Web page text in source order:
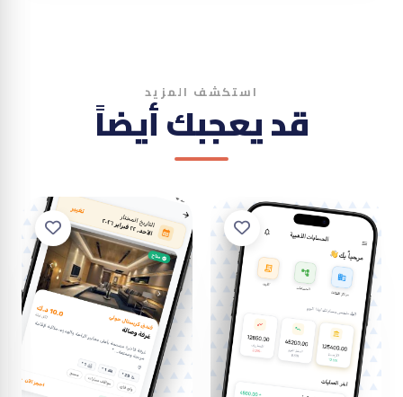
استكشف المزيد
قد يعجبك أيضاً